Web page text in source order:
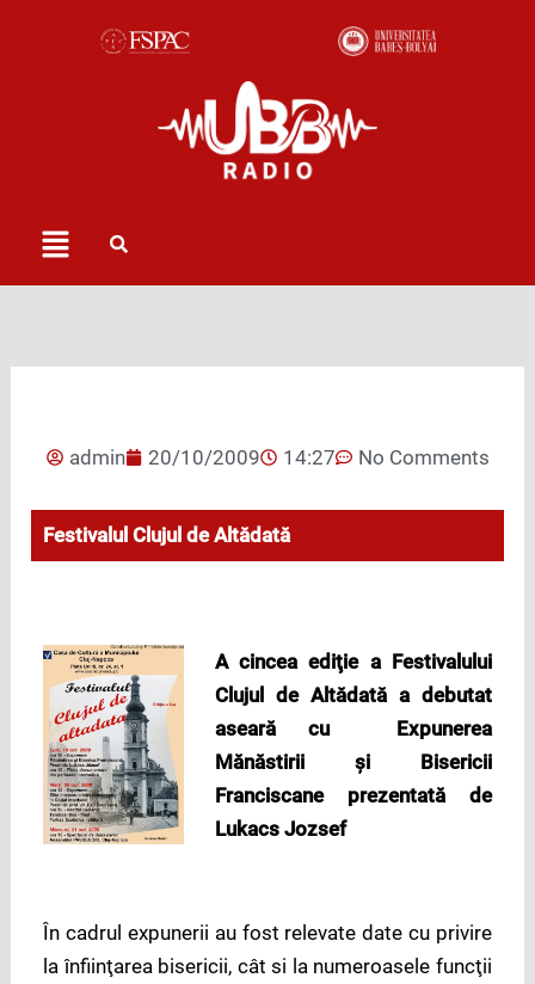
Menu
admin 20/10/2009 14:27 No Comments
Festivalul Clujul de Altădată
A cincea ediţie a Festivalului
Clujul de Altădată a debutat
aseară cu Expunerea
Mănăstirii şi Bisericii
Franciscane prezentată de
Lukacs Jozsef
În cadrul expunerii au fost relevate date cu privire
la înfiinţarea bisericii, cât si la numeroasele funcţii